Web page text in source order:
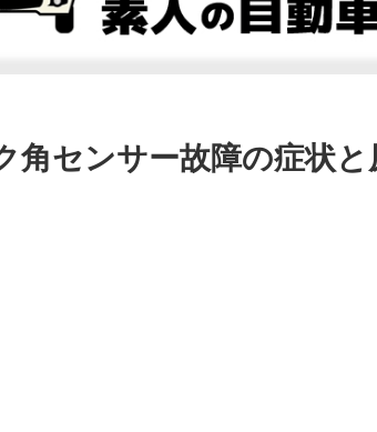
角センサー故障の症状